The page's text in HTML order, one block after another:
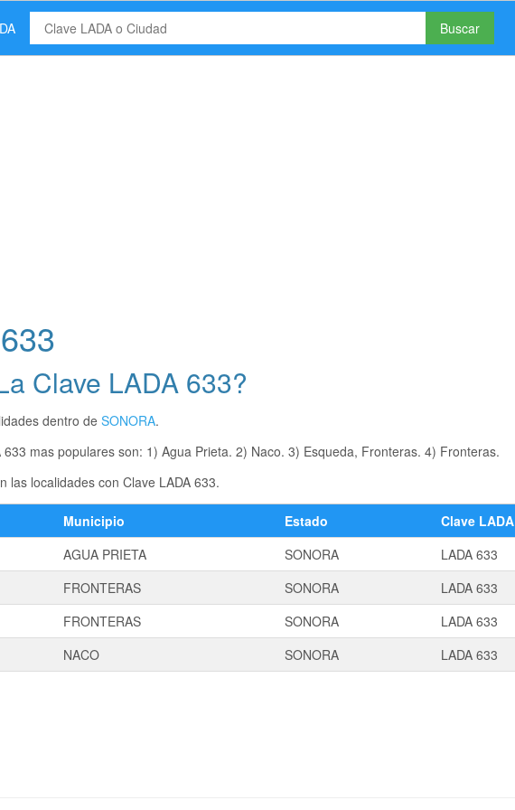
Buscar
Clave LADA 633?
dentro de SONORA.
633 mas populares son: 1) Agua Prieta. 2) Naco. 3) Esqueda, Fronteras. 4) Fronteras.
las localidades con Clave LADA 633.
Municipio Estado
Clave LADA
AGUA PRIETA SONORA
LADA 633
FRONTERAS SONORA
LADA 633
FRONTERAS SONORA
LADA 633
NACO SONORA LADA 633